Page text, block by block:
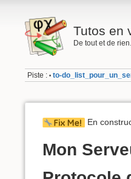
Tutos en
De tout et de
Piste : • to-
En
Mon